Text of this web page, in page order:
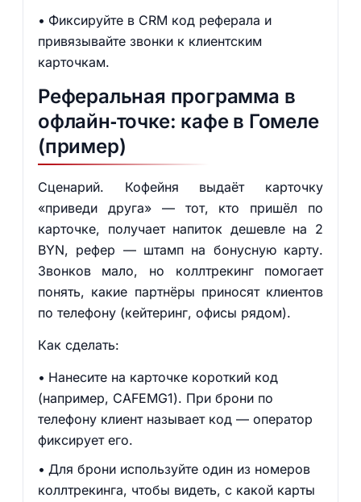
Фиксируйте в CRM код реферала и
привязывайте звонки к клиентским
карточкам.
Реферальная программа в
офлайн‑точке: кафе в Гомеле
(пример)
Сценарий. Кофейня выдаёт карточку
«приведи друга» — тот, кто пришёл по
карточке, получает напиток дешевле на 2
BYN, рефер — штамп на бонусную карту.
Звонков мало, но коллтрекинг помогает
понять, какие партнёры приносят клиентов
по телефону (кейтеринг, офисы рядом).
Как сделать:
Нанесите на карточке короткий код
(например, CAFEMG1). При брони по
телефону клиент называет код — оператор
фиксирует его.
Для брони используйте один из номеров
коллтрекинга, чтобы видеть, с какой карты